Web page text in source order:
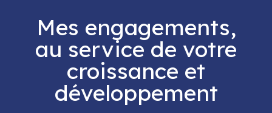
Mes engagements,
au service de votre
croissance et
développement